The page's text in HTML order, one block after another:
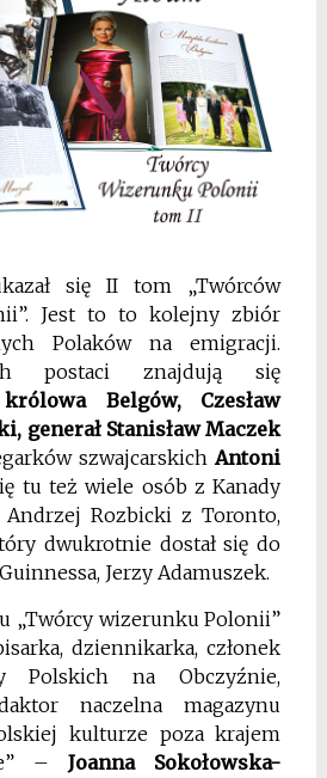
się II tom „Twórców
Jest to to kolejny zbiór
Polaków na emigracji.
postaci znajdują się
Belgów, Czesław
generał Stanisław Maczek
szwajcarskich Antoni
tu też wiele osób z Kanady
Rozbicki z Toronto,
dwukrotnie dostał się do
Jerzy Adamuszek.
„Twórcy wizerunku Polonii”
dziennikarka, członek
Polskich na Obczyźnie,
naczelna magazynu
kulturze poza krajem
–Joanna Sokołowska-